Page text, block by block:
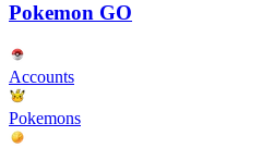
Pokemon GO
Accounts
Pokemons